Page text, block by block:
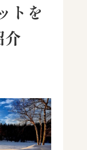
トを
介